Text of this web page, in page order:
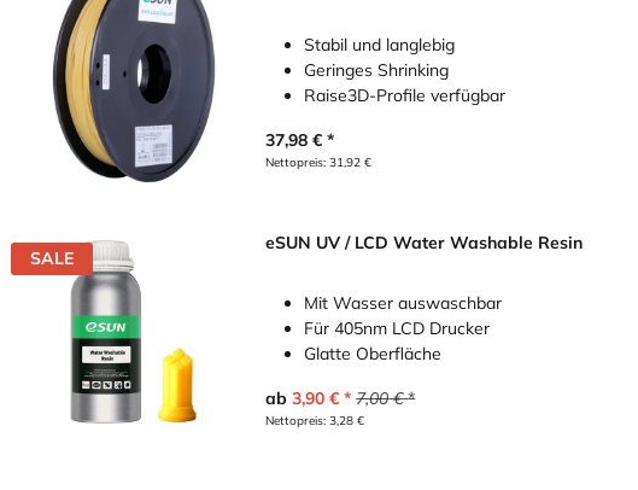
Stabil und langlebig
Geringes Shrinking
Raise3D-Profile verfügbar
37,98 €
Nettopreis:31,92 €
SALE
eSUN UV / LCD Water Washable Resin
Mit Wasser auswaschbar
Für 405nm LCD Drucker
Glatte Oberfläche
ab 3,90 € 7,00€
Nettopreis:3,28 €